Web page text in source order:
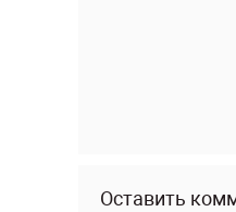
Оставить